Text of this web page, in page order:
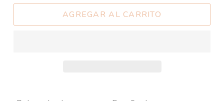
AGREGAR AL CARRITO